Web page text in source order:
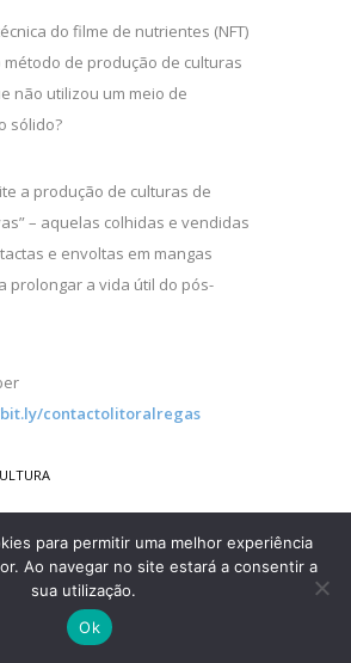
do filme de nutrientes (NFT)
de produção de culturas
não utilizou um meio de
sólido?
a produção de culturas de
– aquelas colhidas e vendidas
e envoltas em mangas
prolongar a vida útil do pós-
contactolitoralregas
para permitir uma melhor experiência
Ao navegar no site estará a consentir a
sua utilização.
Ok